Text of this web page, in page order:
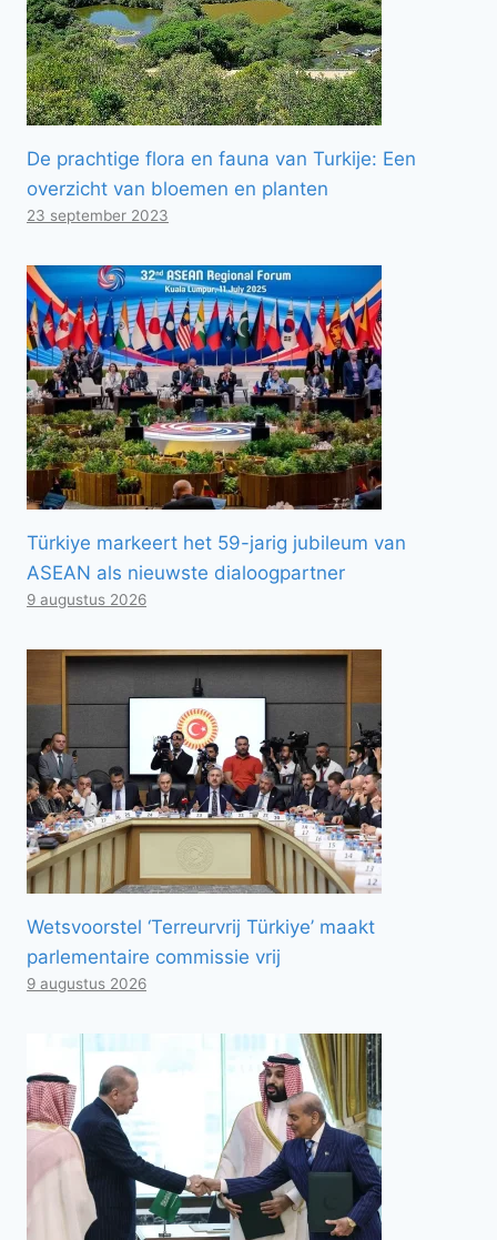
De prachtige flora en fauna van Turkije: Een
overzicht van bloemen en planten
23 september 2023
Türkiye markeert het 59-jarig jubileum van
ASEAN als nieuwste dialoogpartner
9 augustus 2026
Wetsvoorstel ‘Terreurvrij Türkiye’ maakt
parlementaire commissie vrij
9 augustus 2026